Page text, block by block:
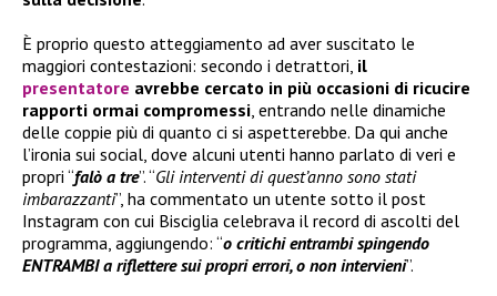
È proprio questo atteggiamento ad aver suscitato le
maggiori contestazioni: secondo i detrattori, il
presentatore avrebbe cercato in più occasioni di ricucire
rapporti ormai compromessi , entrando nelle dinamiche
delle coppie più di quanto ci si aspetterebbe. Da qui anche
l’ironia sui social, dove alcuni utenti hanno parlato di veri e
propri “falò a tre”. “Gli interventi di quest’anno sono stati
imbarazzanti”, ha commentato un utente sotto il post
Instagram con cui Bisciglia celebrava il record di ascolti del
programma, aggiungendo: “o critichi entrambi spingendo
ENTRAMBI a riflettere sui propri errori, o non intervieni”.